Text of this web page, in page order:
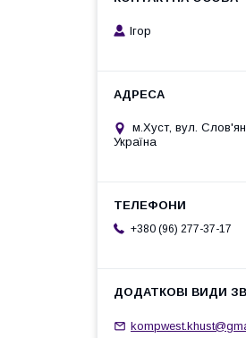
Ігор
м.Хуст, вул.
Україна
+380 (96) 277-37-17